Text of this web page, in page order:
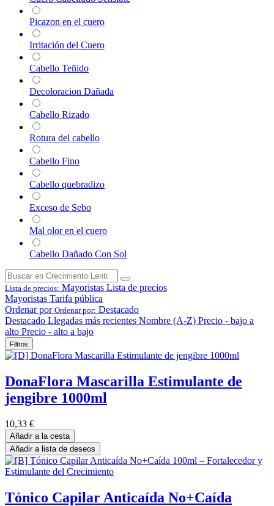
Picazon en el cuero
Irritación del Cuero
Cabello Teñido
Decoloracion Dañada
Cabello Rizado
Rotura del cabello
Cabello Fino
Cabello quebradizo
Exceso de Sebo
Mal olor en el cuero
Cabello Dañado Con Sol
Lista de precios: Mayoristas Lista de precios
Mayoristas Tarifa pública
Ordenar por Ordenar por: Destacado
Destacado Llegadas más recientes Nombre (A-Z) Precio - bajo a
alto Precio - alto a bajo
Filtros
DonaFlora Mascarilla Estimulante de
jengibre 1000ml
10,33 €
Añadir a la cesta
Añadir a lista de deseos
Tónico Capilar Anticaída No+Caída